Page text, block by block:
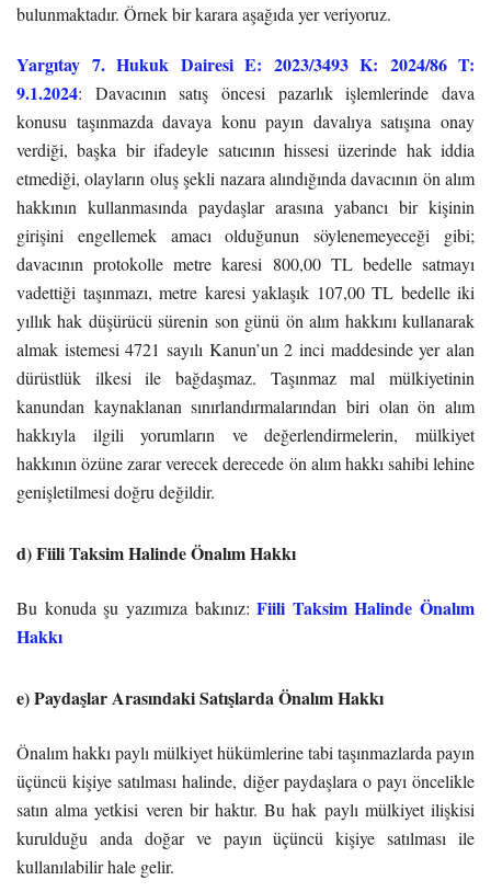
bulunmaktadır. Örnek bir karara aşağıda yer veriyoruz.
Yargıtay 7. Hukuk Dairesi E: 2023/3493 K: 2024/86 T:
9.1.2024: Davacının satış öncesi pazarlık işlemlerinde dava
konusu taşınmazda davaya konu payın davalıya satışına onay
verdiği, başka bir ifadeyle satıcının hissesi üzerinde hak iddia
etmediği, olayların oluş şekli nazara alındığında davacının ön alım
hakkının kullanmasında paydaşlar arasına yabancı bir kişinin
girişini engellemek amacı olduğunun söylenemeyeceği gibi;
davacının protokolle metre karesi 800,00 TL bedelle satmayı
vadettiği taşınmazı, metre karesi yaklaşık 107,00 TL bedelle iki
yıllık hak düşürücü sürenin son günü ön alım hakkını kullanarak
almak istemesi 4721 sayılı Kanun’un 2 inci maddesinde yer alan
dürüstlük ilkesi ile bağdaşmaz. Taşınmaz mal mülkiyetinin
kanundan kaynaklanan sınırlandırmalarından biri olan ön alım
hakkıyla ilgili yorumların ve değerlendirmelerin, mülkiyet
hakkının özüne zarar verecek derecede ön alım hakkı sahibi lehine
genişletilmesi doğru değildir.
d) Fiili Taksim Halinde Önalım Hakkı
Bu konuda şu yazımıza bakınız:Fiili Taksim Halinde Önalım
Hakkı
e) Paydaşlar Arasındaki Satışlarda Önalım Hakkı
Önalım hakkı paylı mülkiyet hükümlerine tabi taşınmazlarda payın
üçüncü kişiye satılması halinde, diğer paydaşlara o payı öncelikle
satın alma yetkisi veren bir haktır. Bu hak paylı mülkiyet ilişkisi
kurulduğu anda doğar ve payın üçüncü kişiye satılması ile
kullanılabilir hale gelir.